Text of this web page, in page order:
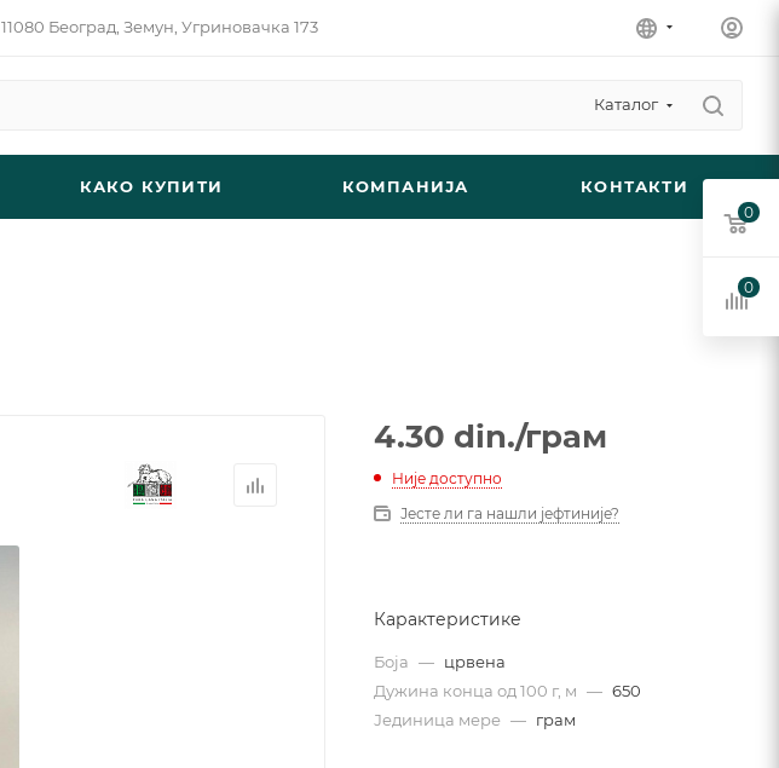
11080 Београд, Земун, Угриновачка 173
Каталог
КАКО КУПИТИ КОМПАНИЈА КОНТАКТИ
4.30 din./грам
Није доступно
Јесте ли га нашли јефтиније?
Карактеристике
Боја — црвена
Дужина конца од 100 г, м — 650
Јединица мере — грам
0
0